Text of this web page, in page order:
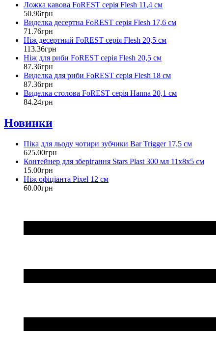
Ложка кавова FoREST серія Flesh 11,4 см
50.96грн
Виделка десертна FoREST серія Flesh 17,6 см
71 .76грн
Ніж десертний FoREST серія Flesh 20,5 см
113.36грн
Ніж для риби FoREST серія Flesh 20,5 см
87.36грн
Виделка для риби FoREST серія Flesh 18 см
87.36грн
Виделка столова FoREST серія Hanna 20,1 см
84.24грн
Новинки
Піка для льоду чотири зубчики Bar Trigger 17,5 см
625.00грн
Контейнер для зберігання Stars Plast 300 мл 11х8х5 см
15.00грн
Ніж офіціанта Pixel 12 см
60.00грн